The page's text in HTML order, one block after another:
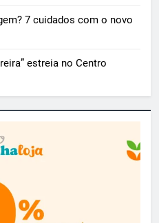
7 cuidados com o novo
estreia no Centro